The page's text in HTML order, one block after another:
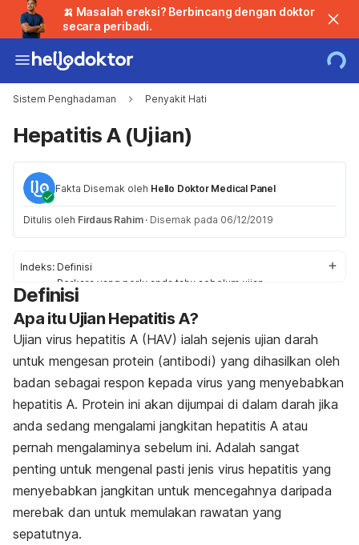
🍌 Masalah ereksi? Berbincang dengan doktor
secara peribadi.
Sistem Penghadaman Penyakit Hati
Hepatitis A (Ujian)
Fakta Disemak oleh Hello Doktor Medical Panel
Ditulis oleh Firdaus Rahim · Disemak pada 06/12/2019
Indeks: Definisi
Perkara yang perlu anda tahu sebelum ujian
Ketahui apa yang berlaku
Memahami keputusan
Definisi
Apa itu Ujian Hepatitis A?
Ujian virus hepatitis A (HAV) ialah sejenis ujian darah
untuk mengesan protein (antibodi) yang dihasilkan oleh
badan sebagai respon kepada virus yang menyebabkan
hepatitis A. Protein ini akan dijumpai di dalam darah jika
anda sedang mengalami jangkitan hepatitis A atau
pernah mengalaminya sebelum ini. Adalah sangat
penting untuk mengenal pasti jenis virus hepatitis yang
menyebabkan jangkitan untuk mencegahnya daripada
merebak dan untuk memulakan rawatan yang
sepatutnya.